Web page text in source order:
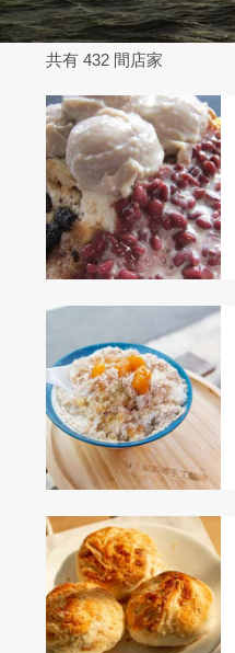
共有 432 間店家